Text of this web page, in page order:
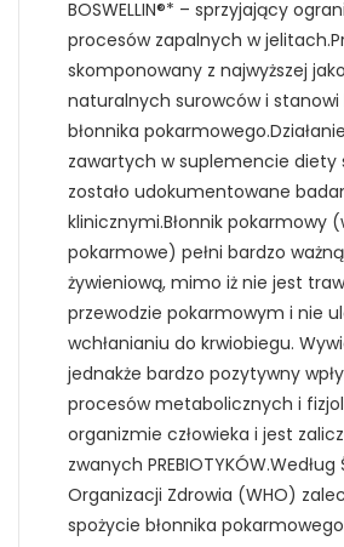
BOSWELLIN®* – sprzyjający
procesów zapalnych w
skomponowany z najwyższej
naturalnych surowców i stanowi
błonnika
zawartych w suplemencie diety
zostało udokumentowane
klinicznymi.Błonnik pokarmowy
pokarmowe) pełni bardzo
żywieniową, mimo iż nie jest
przewodzie pokarmowym i nie
wchłanianiu do krwiobiegu.
jednakże bardzo pozytywny
procesów metabolicznych i
organizmie człowieka i jest
zwanych
Organizacji Zdrowia (WHO)
spożycie błonnika